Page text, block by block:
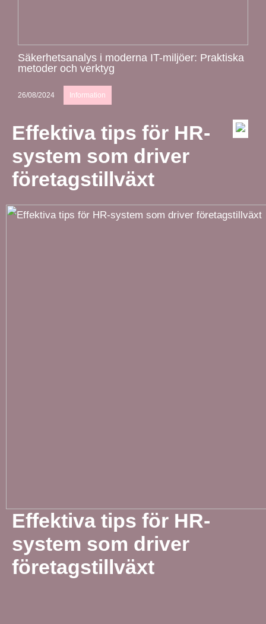
Säkerhetsanalys i moderna IT-miljöer: Praktiska
metoder och verktyg
26/08/2024 Information
Effektiva tips för HR-
system som driver
företagstillväxt
Effektiva tips för HR-
system som driver
företagstillväxt